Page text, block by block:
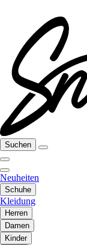
Suchen
Neuheiten
Schuhe
Kleidung
Herren
Damen
Kinder